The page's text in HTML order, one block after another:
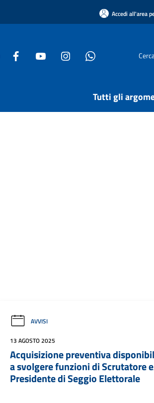
Accedi all'area
Tutti gli
AVVISI
13 AGOSTO 2025
Acquisizione preventiva
a svolgere funzioni di Scrutatore
Presidente di Seggio Elettorale